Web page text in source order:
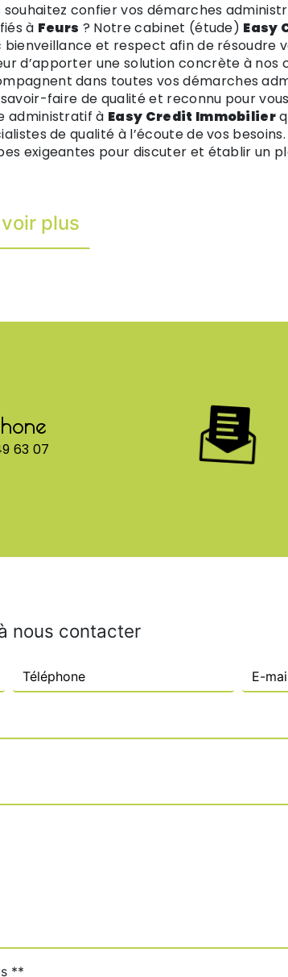
souhaitez confier vos démarches
à Feurs ? Notre cabinet (étude) Easy
bienveillance et respect afin de résoudre
d’apporter une solution concrète à nos
dans toutes vos démarches
savoir-faire de qualité et reconnu pour
administratif à Easy Credit Immobilier
de qualité à l’écoute de vos
exigeantes pour discuter et établir un
plus
63 07
nous contacter
**